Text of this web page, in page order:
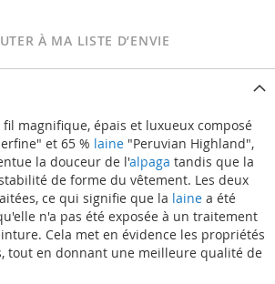
À MA LISTE D’ENVIE
fil magnifique, épais et luxueux composé
et 65 % laine "Peruvian Highland",
la douceur de l'alpaga tandis que la
de forme du vêtement. Les deux
ce qui signifie que la laine a été
n'a pas été exposée à un traitement
Cela met en évidence les propriétés
tout en donnant une meilleure qualité de